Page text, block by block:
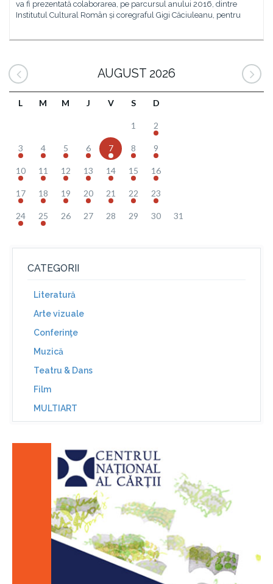
va fi prezentată colaborarea, pe parcursul anului 2016, dintre
Institutul Cultural Român și coregraful Gigi Căciuleanu, pentru
AUGUST 2026
L M M J V S D
1 2
3 4 5 6 7 8 9
10 11 12 13 14 15 16
17 18 19 20 21 22 23
24 25 26 27 28 29 30 31
CATEGORII
Literatură
Arte vizuale
Conferinţe
Muzică
Teatru & Dans
Film
MULTIART